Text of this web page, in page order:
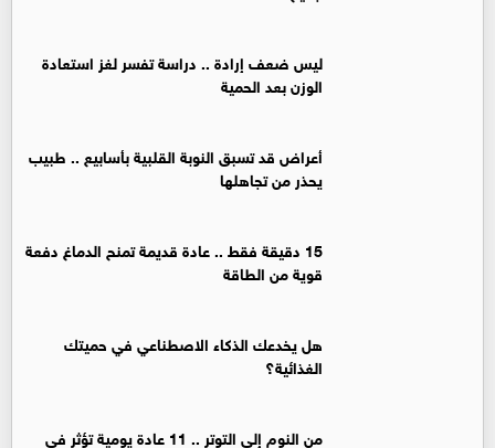
ليس ضعف إرادة .. دراسة تفسر لغز استعادة
الوزن بعد الحمية
أعراض قد تسبق النوبة القلبية بأسابيع .. طبيب
يحذر من تجاهلها
15 دقيقة فقط .. عادة قديمة تمنح الدماغ دفعة
قوية من الطاقة
هل يخدعك الذكاء الاصطناعي في حميتك
الغذائية؟
من النوم إلى التوتر .. 11 عادة يومية تؤثر في